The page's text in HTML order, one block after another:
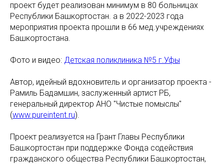
проект будет реализован минимум в 80 больницах
Республики Башкортостан. а в 2022-2023 года
мероприятия проекта прошли в 66 мед.учреждениях
Башкортостана.
Фото и видео: Детская поликлиника №5 г.Уфы
Автор, идейный вдохновитель и организатор проекта -
Рамиль Бадамшин, заслуженный артист РБ,
генеральный директор АНО "Чистые помыслы"
(www.pureintent.ru).
Проект реализуется на Грант Главы Республики
Башкортостан при поддержке Фонда содействия
гражданского общества Республики Башкортостан,